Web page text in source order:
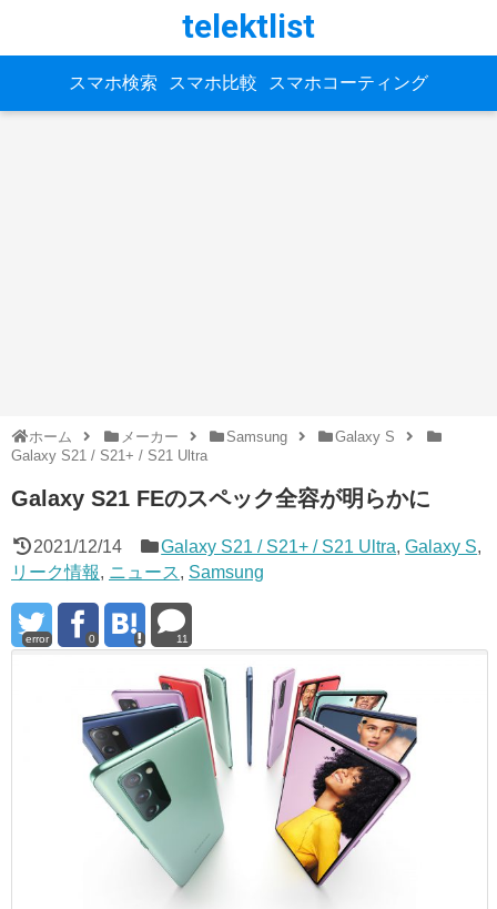
telektlist
スマホ検索 スマホ比較 スマホコーティング
ホーム メーカー Samsung
Galaxy S
Galaxy S21 / S21+ / S21 Ultra
Galaxy S21 FEのスペック全容が明らかに
2021/12/14 Galaxy S21 / S21+ / S21 Ultra,Galaxy S,
リーク情報, ニュース, Samsung
error 0 11